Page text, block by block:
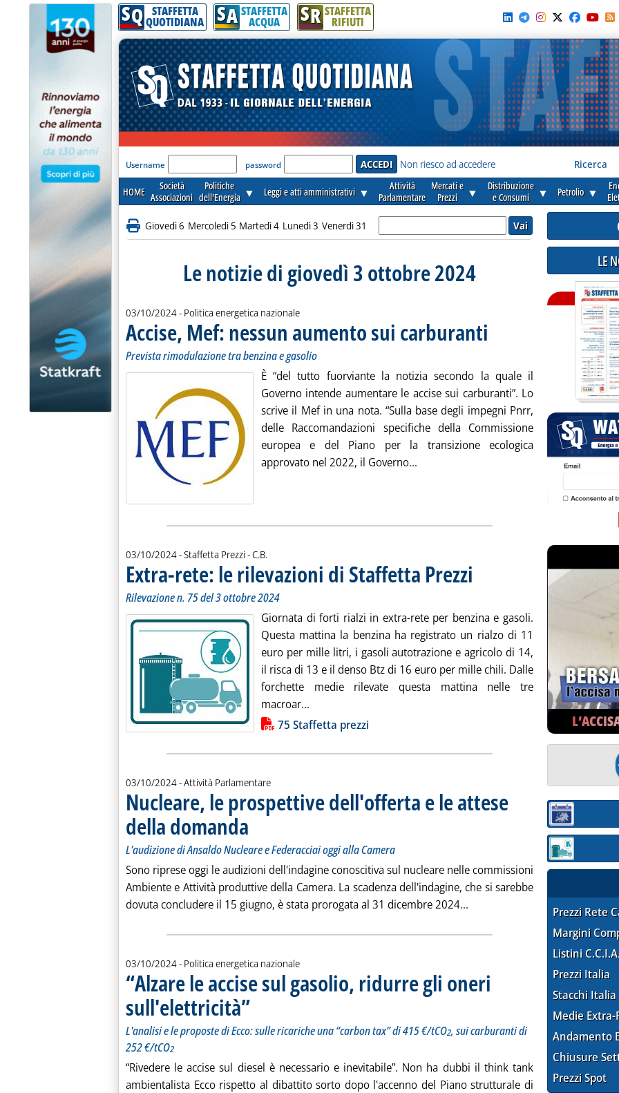
SQ STAFFETTA
QUOTIDIANA SA STAFFETTA
ACQUA SR STAFFETTA
RIFIUTI
'Modulo Login per accedere'
Username password Non riesco ad accedere Ricerca
HOME
Società
Associazioni
Politiche
dell'Energia ▼ Leggi e atti amministrativi ▼
Attività
Parlamentare
Mercati e
Prezzi
▼
Distribuzione
e Consumi
▼ Petrolio ▼
Giovedì 6 Mercoledì 5 Martedì 4 Lunedì 3 Venerdì 31
Le notizie di giovedì 3 ottobre 2024
03/10/2024- Politica energetica nazionale
Accise, Mef: nessun aumento sui carburanti . Sottotitolo: Prevista rimodulazione tra
. Pubblicata giovedì 03 ottobre 2024
Prevista rimodulazione tra benzina e gasolio
È “del tutto fuorviante la notizia secondo la quale il
Governo intende aumentare le accise sui carburanti”. Lo
scrive il Mef in una nota. “Sulla base degli impegni Pnrr,
delle Raccomandazioni specifiche della Commissione
europea e del Piano per la transizione ecologica
approvato nel 2022, il Governo... Leggi tutta la notizia: 'Accise, Mef:
03/10/2024- Staffetta Prezzi -di:
C.B.
Extra-rete: le rilevazioni di Staffetta Prezzi . Sottotitolo: Rilevazione n. 75 del 3 ottobre
. Pubblicata giovedì 03 ottobre 2024 alle
Rilevazione n. 75 del 3 ottobre 2024
Giornata di forti rialzi in extra-rete per benzina e gasoli.
Questa mattina la benzina ha registrato un rialzo di 11
euro per mille litri, i gasoli autotrazione e agricolo di 14,
il risca di 13 e il denso Btz di 16 euro per mille chili. Dalle
forchette medie rilevate questa mattina nelle tre
macroar... Leggi tutta la notizia: 'Extra-rete: le rilevazioni di Staffetta
Lista allegati PDF alla notizia75 Staffetta prezzi
03/10/2024- Attività Parlamentare
Nucleare, le prospettive dell'offerta e le attese
della domanda . Sottotitolo: L'audizione di Ansaldo Nucleare e Federacciai oggi alla Camera
. Pubblicata giovedì 03 ottobre 2024 alle 17.5.
L'audizione di Ansaldo Nucleare e Federacciai oggi alla Camera
Sono riprese oggi le audizioni dell'indagine conoscitiva sul nucleare nelle commissioni
Ambiente e Attività produttive della Camera. La scadenza dell'indagine, che si sarebbe
dovuta concludere il 15 giugno, è stata prorogata al 31 dicembre 2024... Leggi tutta la notizia:
03/10/2024- Politica energetica nazionale
“Alzare le accise sul gasolio, ridurre gli oneri
sull'elettricità”. Sottotitolo: L'analisi e le proposte di Ecco: sulle ricariche una “carbon tax” di 415 €/tCO , sui carburanti di 252
. Pubblicata giovedì 03 ottobre 2024 alle 17.1.
L'analisi e le proposte di Ecco: sulle ricariche una “carbon tax” di 415 €/tCO2, sui carburanti di
252 €/tCO2
“Rivedere le accise sul diesel è necessario e inevitabile”. Non ha dubbi il think tank
ambientalista Ecco rispetto al dibattito sorto dopo l'accenno del Piano strutturale di
LE
Sezione:
Sezione:
Prezzi Rete
Margini
Listini
Prezzi Italia
Stacchi Italia
Medie Extra-
Andamento
Chiusure
Prezzi Spot